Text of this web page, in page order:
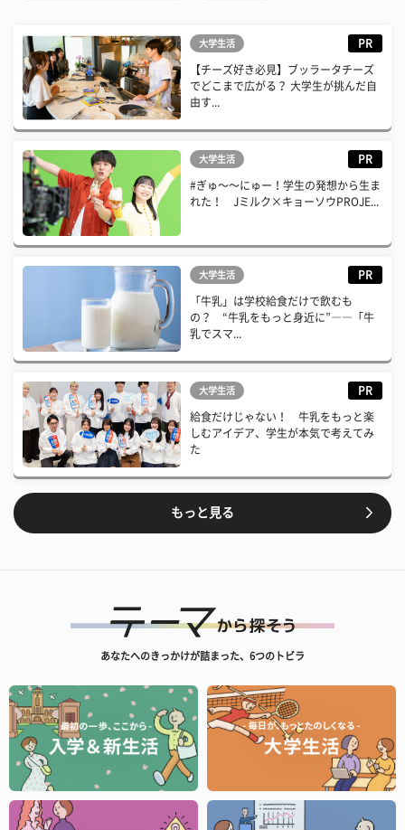
大学生活 PR
【チーズ好き必見】ブッラータチーズ
でどこまで広がる？ 大学生が挑んだ自
由す...
大学生活 PR
#ぎゅ〜〜にゅー！学生の発想から生ま
れた！ Jミルク×キョーソウPROJE...
大学生活 PR
「牛乳」は学校給食だけで飲むも
の？ “牛乳をもっと身近に”――「牛
乳でスマ...
大学生活 PR
給食だけじゃない！ 牛乳をもっと楽
しむアイデア、学生が本気で考えてみ
た
もっと見る
あなたへのきっかけが詰まった、6つのトビラ